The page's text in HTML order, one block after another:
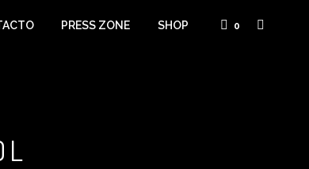
PRESS ZONE SHOP 0